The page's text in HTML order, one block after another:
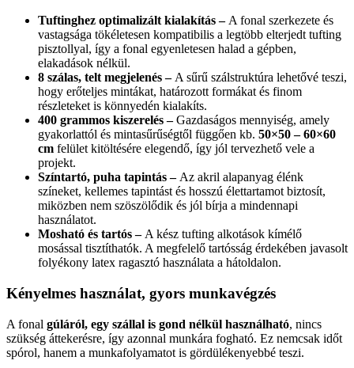
Tuftinghez optimalizált kialakítás – A fonal szerkezete és
vastagsága tökéletesen kompatibilis a legtöbb elterjedt tufting
pisztollyal, így a fonal egyenletesen halad a gépben,
elakadások nélkül.
8 szálas, telt megjelenés – A sűrű szálstruktúra lehetővé teszi,
hogy erőteljes mintákat, határozott formákat és finom
részleteket is könnyedén kialakíts.
400 grammos kiszerelés –Gazdaságos mennyiség, amely
gyakorlattól és mintasűrűségtől függően kb. 50×50 – 60×60
cm felület kitöltésére elegendő, így jól tervezhető vele a
projekt.
Színtartó, puha tapintás – Az akril alapanyag élénk
színeket, kellemes tapintást és hosszú élettartamot biztosít,
miközben nem szöszölődik és jól bírja a mindennapi
használatot.
Mosható és tartós – A kész tufting alkotások kímélő
mosással tisztíthatók. A megfelelő tartósság érdekében javasolt
folyékony latex ragasztó használata a hátoldalon.
Kényelmes használat, gyors munkavégzés
A fonal gúláról, egy szállal is gond nélkül használható, nincs
szükség áttekerésre, így azonnal munkára fogható. Ez nemcsak időt
spórol, hanem a munkafolyamatot is gördülékenyebbé teszi.